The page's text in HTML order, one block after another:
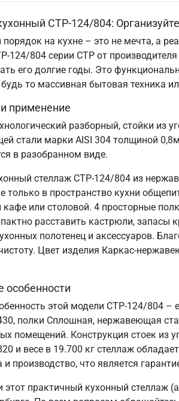
СТР-124/804:
на кухне – это не мечта, а
124/804 серии СТР от
его долгие годы. Это
будь то массивная бытовая техника
применение
разборный, стойки
стали марки AISI 304 толщиной
в разобранном виде.
стеллаж СТР-124/804 из
только в пространство кухни
или столовой. 4 просторные
расставить кастрюли, запасы
полотенец и аксессуаров.
Цвет изделия Каркас-
этой модели СТР-124/804
полки Сплошная, нержавеющая
помещений. Конструкция стоек из
и весе в 19.700 кг стеллаж
и производство, что является
этот практичный кухонный стеллаж